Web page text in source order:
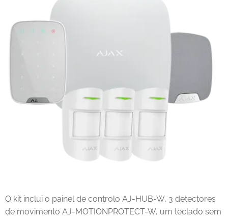
O kit inclui o painel de controlo AJ-HUB-W, 3 detectores
de movimento AJ-MOTIONPROTECT-W, um teclado sem